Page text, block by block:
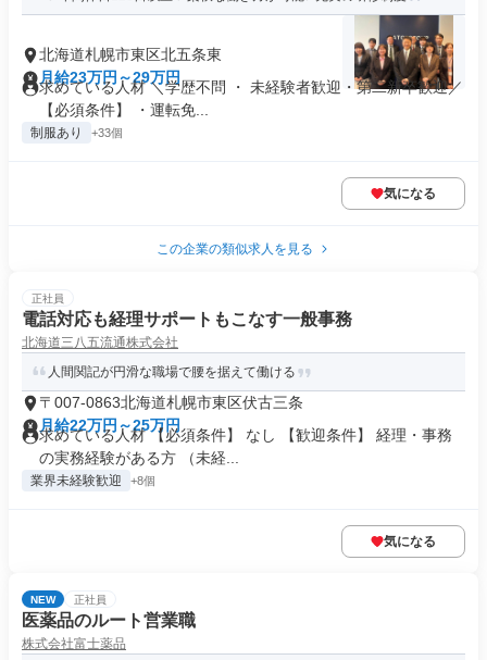
北海道札幌市東区北五条東
月給23万円～29万円
求めている人材 ＼学歴不問 ・ 未経験者歓迎・第二新卒歓迎／
【必須条件】 ・運転免...
制服あり +33個
気になる
この企業の類似求人を見る
正社員
電話対応も経理サポートもこなす一般事務
北海道三八五流通株式会社
人間関記が円滑な職場で腰を据えて働ける
〒007-0863北海道札幌市東区伏古三条
月給22万円～25万円
求めている人材 【必須条件】 なし 【歓迎条件】 経理・事務
の実務経験がある方 （未経...
業界未経験歓迎 +8個
気になる
NEW 正社員
医薬品のルート営業職
株式会社富士薬品